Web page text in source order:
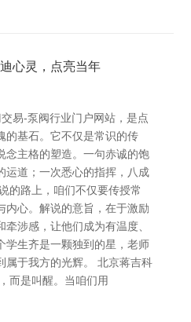
心灵，点亮当年
易-泵阀行业门户网站，是点
的基石。它不仅是常识的传
念主格的塑造。一句赤诚的饱
运道；一次悉心的指挥，八成
的路上，咱们不仅要传授常
内心。解说的意旨，在于激励
涉感，让他们成为有温度、
学生齐是一颗独到的星，老师
属于我方的光辉。 北京蒋吉科
而是叫醒。当咱们用